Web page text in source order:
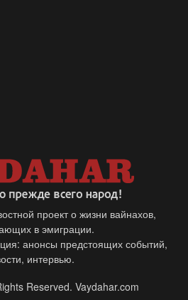
проект о жизни вайнахов,
в эмиграции.
анонсы предстоящих событий,
интервью.
Reserved. Vaydahar.com